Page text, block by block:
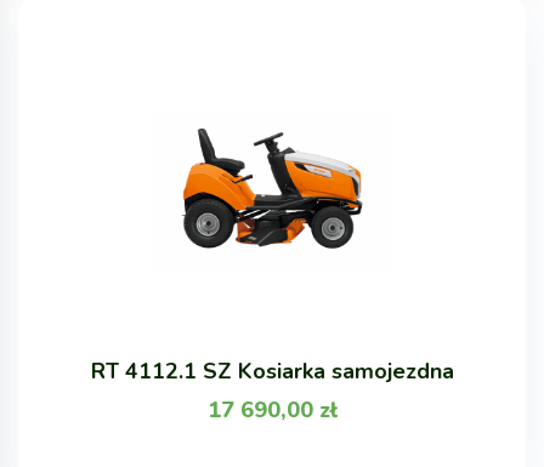
RT 4112.1 SZ Kosiarka samojezdna
17 690,00 zł